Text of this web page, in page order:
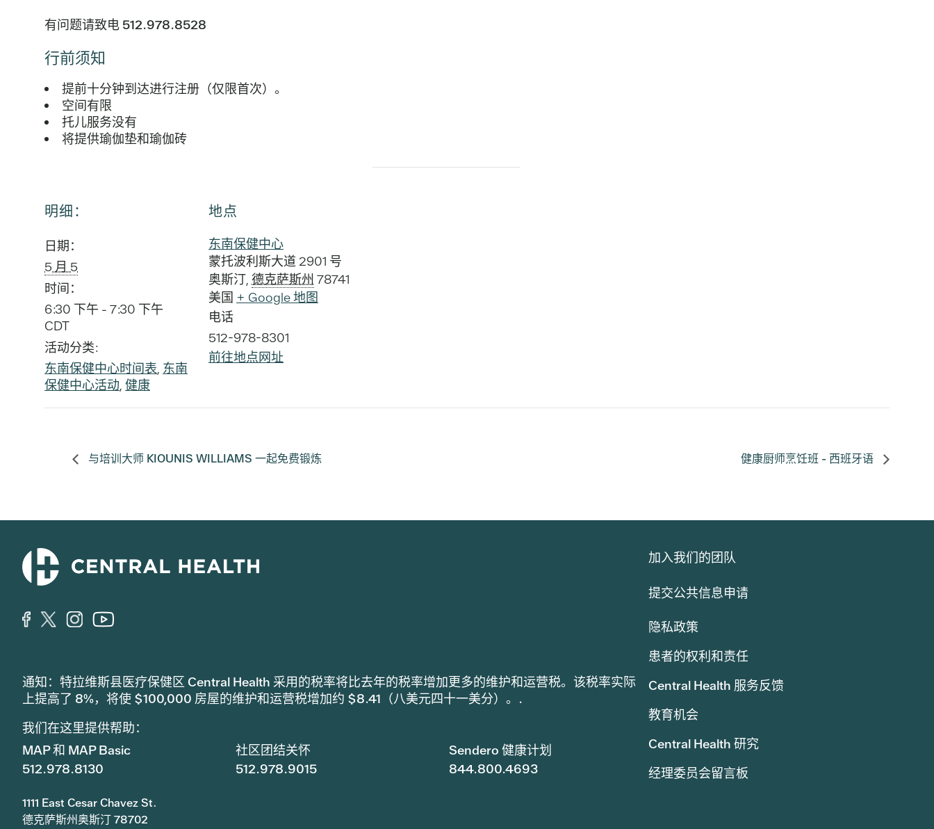
有问题请致电 512.978.8528
行前须知
提前十分钟到达进行注册（仅限首次）。
空间有限
托儿服务没有
将提供瑜伽垫和瑜伽砖
明细：
日期：
5 月 5
时间：
6:30 下午 - 7:30 下午
CDT
活动分类:
东南保健中心时间表 东南
保健中心活动 健康
地点
东南保健中心
蒙托波利斯大道 2901 号
奥斯汀 德克萨斯州 78741
美国 + Google 地图
电话
512-978-8301
前往地点网址
与培训大师 KIOUNIS WILLIAMS 一起免费锻炼 健康厨师烹饪班 - 西班牙语
通知：特拉维斯县医疗保健区 Central Health 采用的税率将比去年的税率增加更多的维护和运营税。该税率实际
上提高了 8%，将使 $100,000 房屋的维护和运营税增加约 $8.41（八美元四十一美分）。.
我们在这里提供帮助：
MAP 和 MAP Basic
512.978.8130
社区团结关怀
512.978.9015
Sendero 健康计划
844.800.4693
1111 East Cesar Chavez St.
德克萨斯州奥斯汀 78702
加入我们的团队
提交公共信息申请
隐私政策
患者的权利和责任
Central Health 服务反馈
教育机会
Central Health 研究
经理委员会留言板